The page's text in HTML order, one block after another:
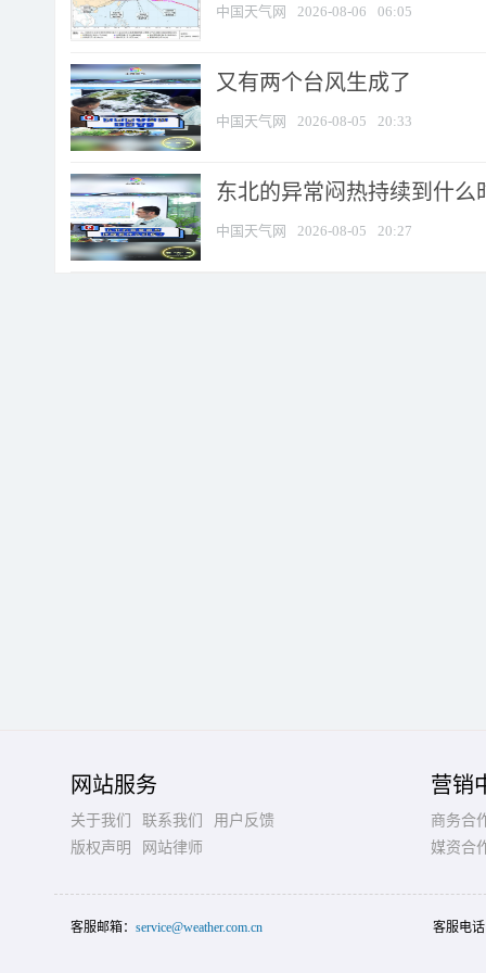
中国天气网 2026-08-06 06:05
又有两个台风生成了
中国天气网 2026-08-05 20:33
东北的异常闷热持续到什么
中国天气网 2026-08-05 20:27
网站服务
关于我们 联系我们
用户反馈
版权声明
网站律师
营销
商务合
媒资合
客服邮箱： service@weather.com.cn 客服电